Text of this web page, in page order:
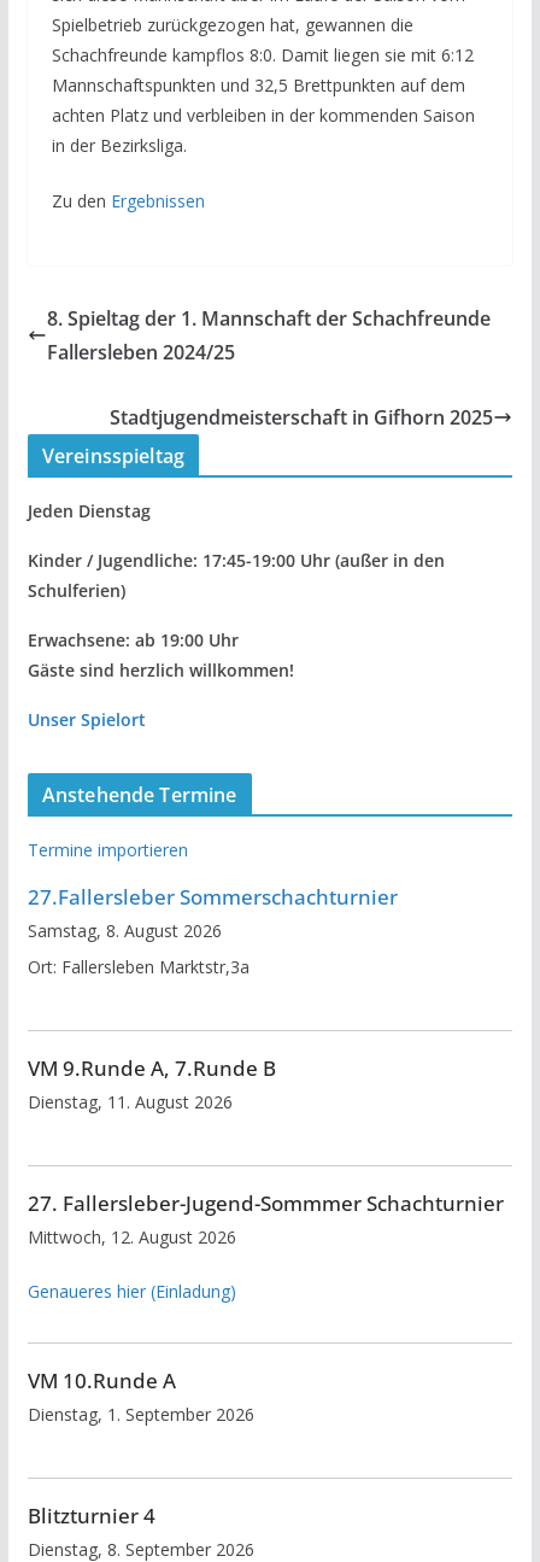
Spielbetrieb zurückgezogen hat, gewannen die
Schachfreunde kampflos 8:0. Damit liegen sie mit 6:12
Mannschaftspunkten und 32,5 Brettpunkten auf dem
achten Platz und verbleiben in der kommenden Saison
in der Bezirksliga.
Zu den Ergebnissen
8. Spieltag der 1. Mannschaft der Schachfreunde
Fallersleben 2024/25
Stadtjugendmeisterschaft in Gifhorn 2025
Vereinsspieltag
Jeden Dienstag
Kinder / Jugendliche: 17:45-19:00 Uhr (außer in den
Schulferien)
Erwachsene: ab 19:00 Uhr
Gäste sind herzlich willkommen!
Unser Spielort
Anstehende Termine
Termine importieren
27.Fallersleber Sommerschachturnier
Samstag, 8. August 2026
Ort: Fallersleben Marktstr,3a
VM 9.Runde A, 7.Runde B
Dienstag, 11. August 2026
27. Fallersleber-Jugend-Sommmer Schachturnier
Mittwoch, 12. August 2026
Genaueres hier (Einladung)
VM 10.Runde A
Dienstag, 1. September 2026
Blitzturnier 4
Dienstag, 8. September 2026